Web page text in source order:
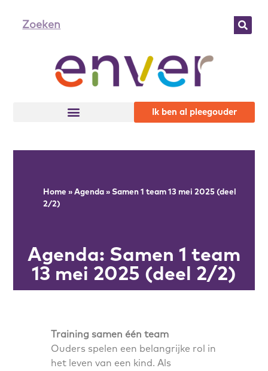
Ik ben al pleegouder
Home »Agenda »Samen 1 team 13 mei 2025 (deel
2/2)
Agenda: Samen 1 team
13 mei 2025 (deel 2/2)
Training samen één team
Ouders spelen een belangrijke rol in
het leven van een kind. Als